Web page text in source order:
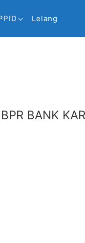
Lelang
BANK